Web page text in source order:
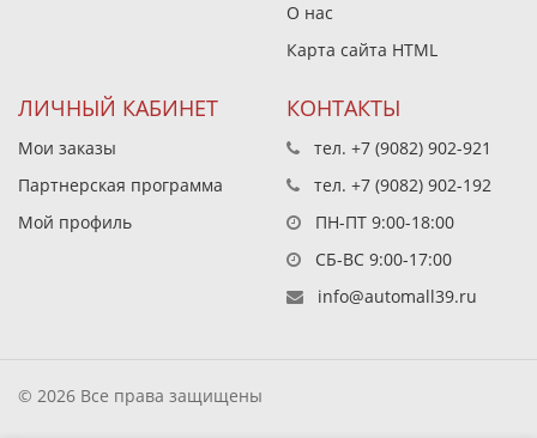
О нас
Карта сайта HTML
ЛИЧНЫЙ КАБИНЕТ
Мои заказы
Партнерская программа
Мой профиль
КОНТАКТЫ
тел. +7 (9082) 902-921
тел. +7 (9082) 902-192
ПН-ПТ 9:00-18:00
СБ-ВС 9:00-17:00
info@automall39.ru
© 2026 Все права защищены